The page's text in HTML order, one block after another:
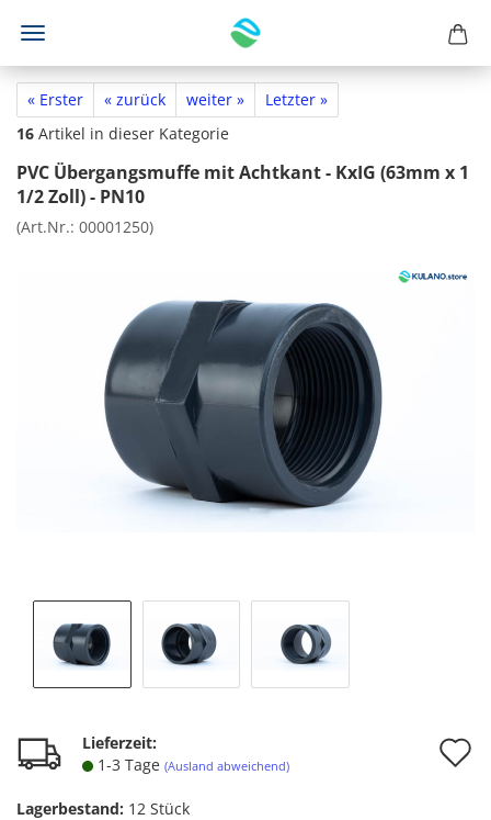
« Erster « zurück weiter »
Letzter »
16 Artikel in dieser Kategorie
PVC Übergangsmuffe mit Achtkant - KxIG (63mm x 1
1/2 Zoll) - PN10
(Art.Nr.: 00001250)
Lieferzeit:
1-3 Tage (Ausland abweichend)
Lagerbestand: 12 Stück